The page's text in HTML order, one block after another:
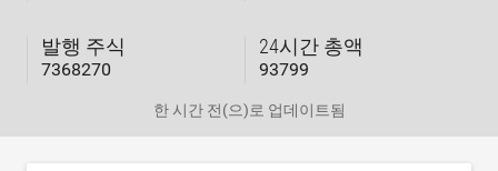
발행 주식
7368270
24시간 총액
93799
한 시간 전(으)로 업데이트됨